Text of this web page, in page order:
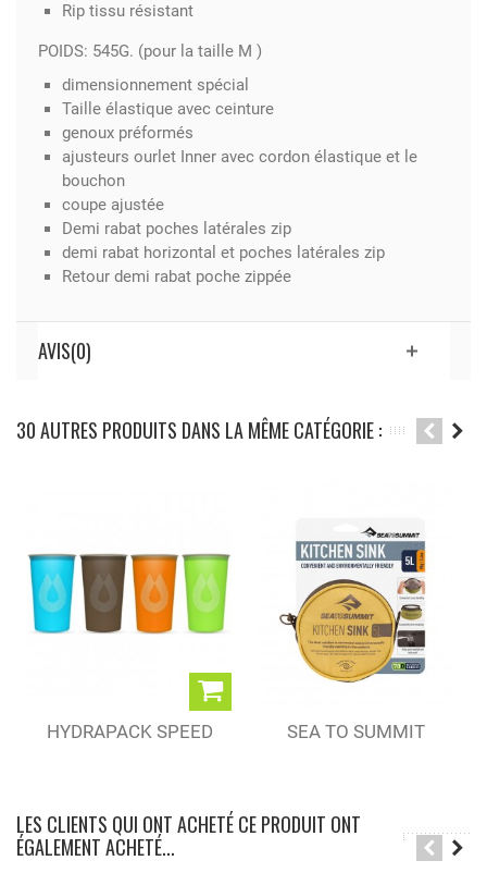
Rip tissu résistant
POIDS: 545G. (pour la taille M )
dimensionnement spécial
Taille élastique avec ceinture
genoux préformés
ajusteurs ourlet Inner avec cordon élastique et le
bouchon
coupe ajustée
Demi rabat poches latérales zip
demi rabat horizontal et poches latérales zip
Retour demi rabat poche zippée
AVIS(0)
30 AUTRES PRODUITS DANS LA MÊME CATÉGORIE :
HYDRAPACK SPEED
SEA TO SUMMIT
LES CLIENTS QUI ONT ACHETÉ CE PRODUIT ONT
ÉGALEMENT ACHETÉ...